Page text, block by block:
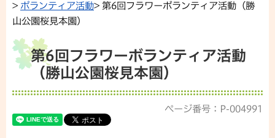
> ボランティア活動> 第6回フラワーボランティア活動（勝
山公園桜見本園）
第6回フラワーボランティア活動
（勝山公園桜見本園）
ページ番号：P-004991